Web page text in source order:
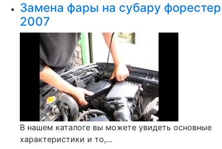
Замена фары на субару форестер
2007
В нашем каталоге вы можете увидеть основные
характеристики и то,...